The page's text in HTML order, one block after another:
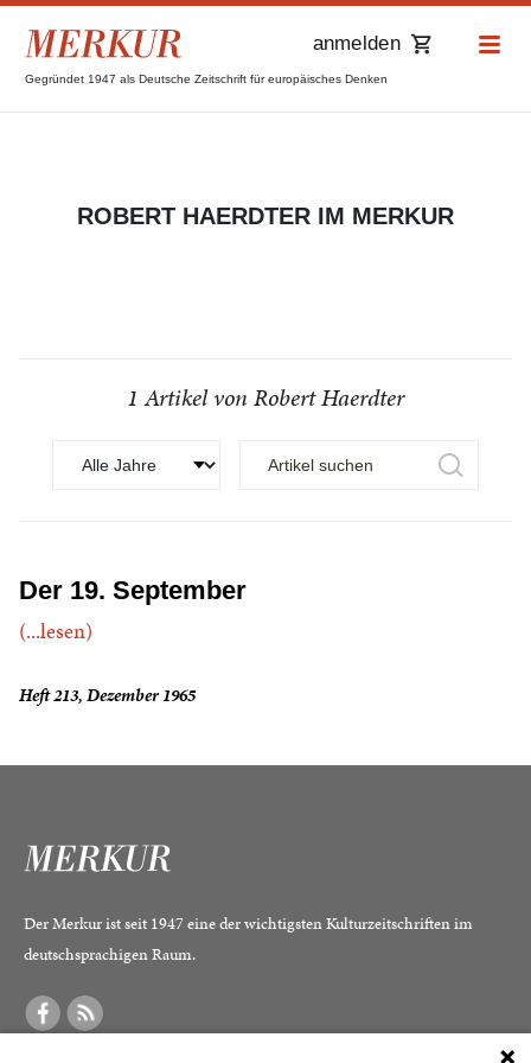
Gegründet 1947 als Deutsche Zeitschrift für europäisches Denken
anmelden
ROBERT HAERDTER IM MERKUR
1 Artikel von Robert Haerdter
Der 19. September
(...lesen)
Heft 213, Dezember 1965
Der Merkur ist seit 1947 eine der wichtigsten Kulturzeitschriften im
deutschsprachigen Raum.